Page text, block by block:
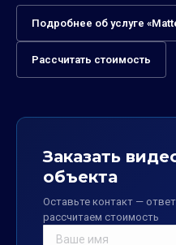
Подробнее об услуге
Рассчитать стоимость
Заказать
объекта
Оставьте контакт —
рассчитаем стоимость